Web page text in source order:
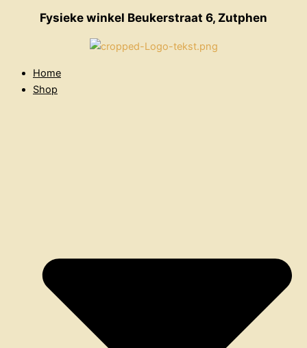
Fysieke winkel Beukerstraat 6, Zutphen
Home
Shop